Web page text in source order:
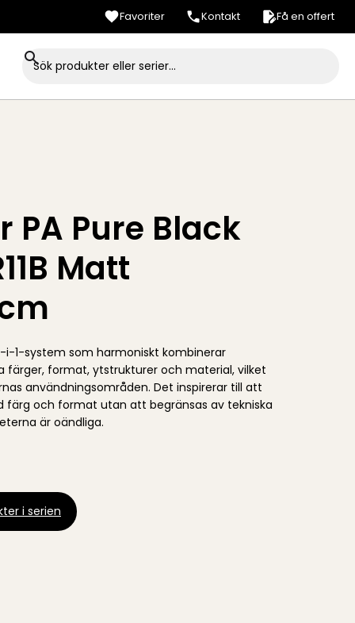
Favoriter Kontakt Få en offert
PA Pure Black
Matt
1-system som harmoniskt kombinerar
färger, format, ytstrukturer och material, vilket
användningsområden. Det inspirerar till att
färg och format utan att begränsas av tekniska
är oändliga.
i serien